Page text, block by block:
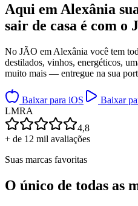
Aqui em Alexânia
sair de casa é com o
No JÃO em Alexânia você tem
destilados, vinhos, energéticos,
muito mais — entregue na sua
Baixar para iOS
Baixar
LMRA
4,8
+ de 12 mil avaliações
Suas marcas favoritas
O único de todas as